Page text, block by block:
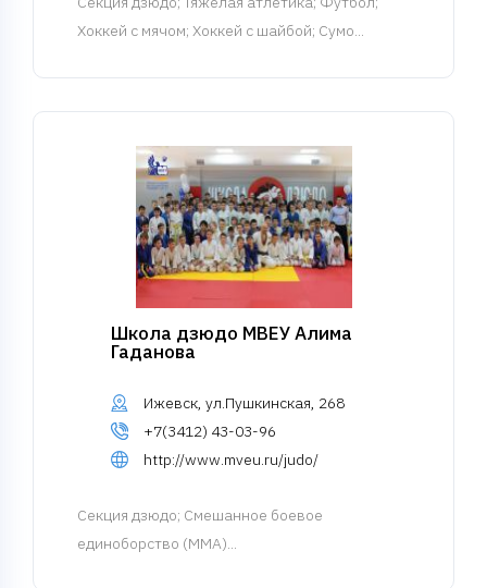
Хоккей с мячом; Хоккей с шайбой; Сумо...
Школа дзюдо МВЕУ Алима
Гаданова
Ижевск, ул.Пушкинская, 268
+7(3412) 43-03-96
http://www.mveu.ru/judo/
Cекция дзюдо; Смешанное боевое
единоборство (MMA)...